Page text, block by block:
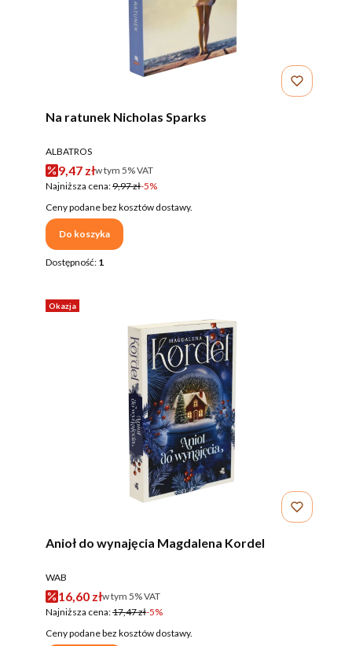
Na ratunek Nicholas Sparks
PRODUCENT
ALBATROS
Cena promocyjna brutto
9,47 złw tym %s VAT
w tym 5%VAT
Najniższa cena:9,97 zł-5%
Ceny podane bez kosztów dostawy.
Do koszyka
Dostępność: 1
Okazja
Anioł do wynajęcia Magdalena Kordel
PRODUCENT
WAB
Cena promocyjna brutto
16,60 złw tym %s VAT
w tym 5%VAT
Najniższa cena:17,47 zł-5%
Ceny podane bez kosztów dostawy.